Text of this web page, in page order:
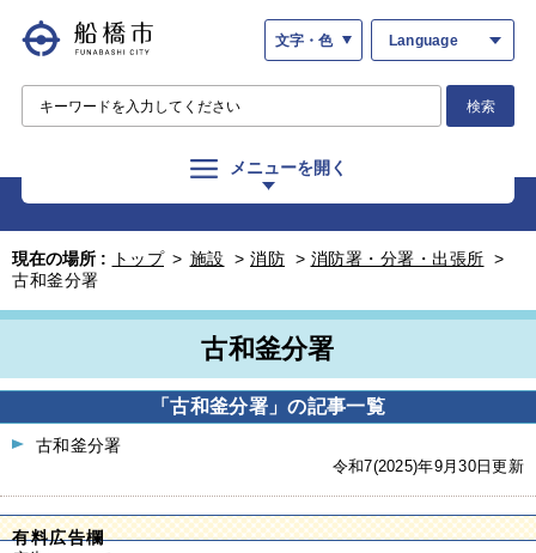
文字・色 Language
検索
メニューを開く
現在の場所 : トップ > 施設 > 消防 > 消防署・分署・出張所 >
古和釜分署
古和釜分署
「古和釜分署」の記事一覧
古和釜分署
令和7(2025)年9月30日更新
有料広告欄